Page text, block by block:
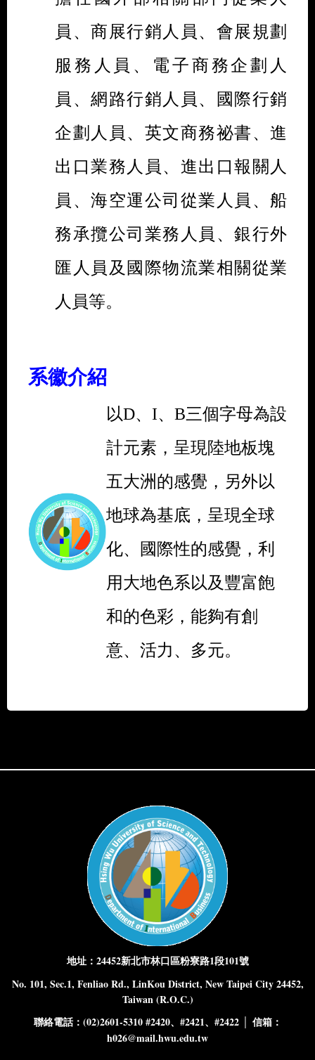
員、商展行銷人員、會展規劃
服務人員、電子商務企劃人
員、網路行銷人員、國際行銷
企劃人員、英文商務祕書、進
出口業務人員、進出口報關人
員、海空運公司從業人員、船
務承攬公司業務人員、銀行外
匯人員及國際物流業相關從業
人員等。
系徽介紹
以D、 I、 B三個字母為設
計元素，呈現陸地板塊
五大洲的感覺，另外以
地球為基底，呈現全球
化、國際性的感覺，利
用大地色系以及豐富飽
和的色彩，能夠有創
意、活力、多元。
地址：24452新北市林口區粉寮路1段101號
No. 101, Sec.1, Fenliao Rd., LinKou District, New Taipei City 24452,
Taiwan (R.O.C.)
聯絡電話：(02)2601-5310 #2420、#2421、#2422 │ 信箱：
h026@mail.hwu.edu.tw